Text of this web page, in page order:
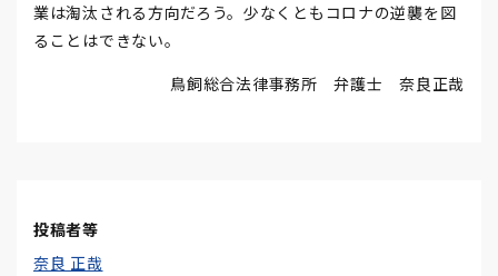
業は淘汰される方向だろう。少なくともコロナの逆襲を図
ることはできない。
鳥飼総合法律事務所 弁護士 奈良正哉
投稿者等
奈良 正哉